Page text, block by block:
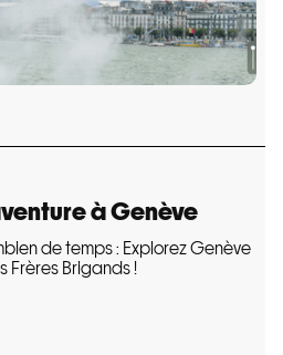
à Genève
de temps : Explorez Genève
Frères Brigands !